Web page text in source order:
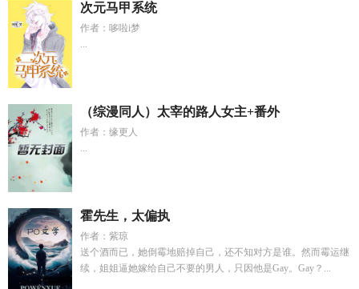
次元马甲系统
作者：哆啦i梦
...
（综漫同人）太宰的路人女主+番外
作者：缘更人
...
霍先生，太偏执
作者：紫琼
送个酒而已，她倒霉地赔掉自己，还不知对方是谁。然而霉运继
续，姐姐逼她嫁给自己不要的男人，只因他是Gay。Gay？...